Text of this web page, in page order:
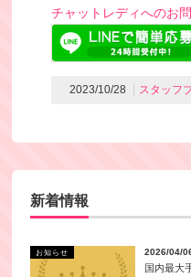
チャットレディへのお
2023/10/28 スタッフ
新着情報
お知らせ 2026/04/
国内最大